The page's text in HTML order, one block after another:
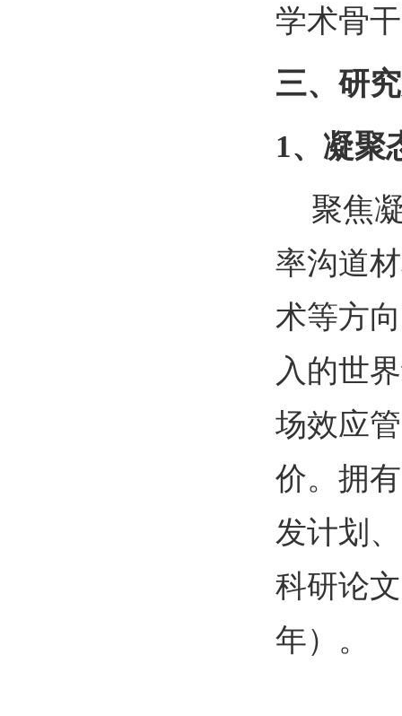
学术骨
三、研
1、凝聚
聚焦
率沟道
术等方
入的世
场效应
价。拥
发计划 、
科研论文
年）。